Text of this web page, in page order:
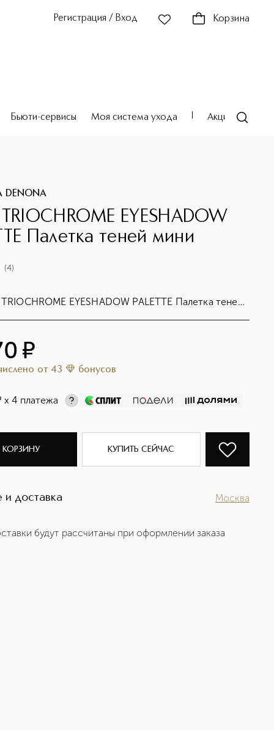
Регистрация / Вход Корзина
Бьюти-сервисы Моя система ухода Акции
DENONA
EYESHADOW
Палетка теней мини
(4)
EYESHADOW PALETTE Палетка теней
¤
от 43 бонусов
х 4 платежа
КОРЗИНУ КУПИТЬ СЕЙЧАС
и доставка Москва
будут рассчитаны при оформлении заказа